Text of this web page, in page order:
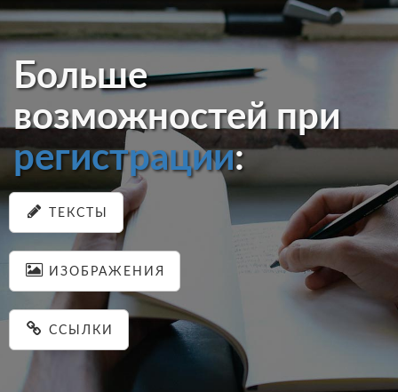
Больше
возможностей при
регистрации:
ТЕКСТЫ
ИЗОБРАЖЕНИЯ
ССЫЛКИ